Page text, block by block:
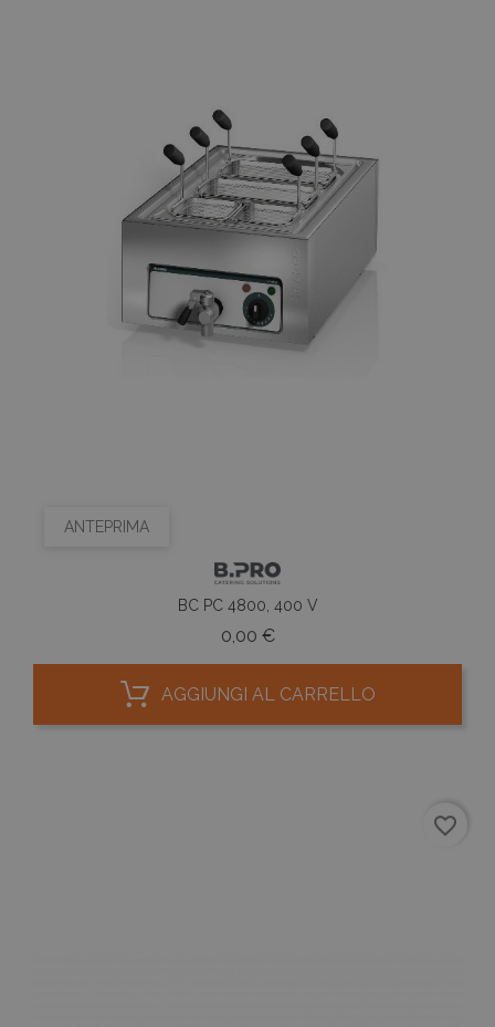
ANTEPRIMA
BC PC 4800, 400 V
0,00 €Prezzo
AGGIUNGI AL CARRELLO
favorite_border